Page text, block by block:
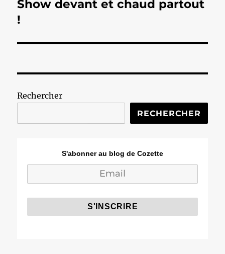
Publication
suivante :
Show devant et chaud partout
!
Rechercher
RECHERCHER
S'abonner au blog de Cozette